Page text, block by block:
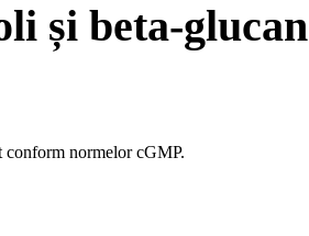
și beta-glucan
conform normelor cGMP.